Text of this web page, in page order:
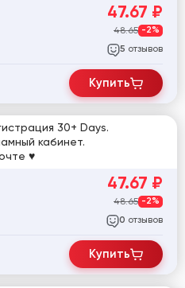
47.67 ₽
48.65 -2%
5 отзывов
Купить
30+ Days.
кабинет.
♥
47.67 ₽
48.65 -2%
0 отзывов
Купить